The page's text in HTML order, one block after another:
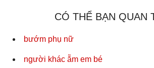
CÓ THỂ BẠN QUAN
bướm phụ nữ
người khác ẵm em bé